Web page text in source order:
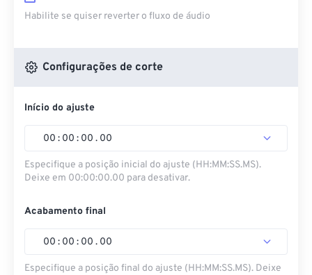
Habilite se quiser reverter o fluxo de áudio
Configurações de corte
Início do ajuste
00 : 00 : 00 . 00
Especifique a posição inicial do ajuste (HH:MM:SS.MS).
Deixe em 00:00:00.00 para desativar.
Acabamento final
00 : 00 : 00 . 00
Especifique a posição final do ajuste (HH:MM:SS.MS). Deixe